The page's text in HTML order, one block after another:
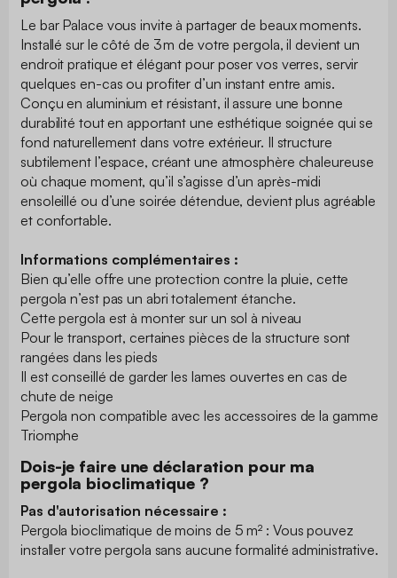
Le bar Palace vous invite à partager de beaux moments.
Installé sur le côté de 3 m de votre pergola, il devient un
endroit pratique et élégant pour poser vos verres, servir
quelques en-cas ou profiter d’un instant entre amis.
Conçu en aluminium et résistant, il assure une bonne
durabilité tout en apportant une esthétique soignée qui se
fond naturellement dans votre extérieur. Il structure
subtilement l’espace, créant une atmosphère chaleureuse
où chaque moment, qu’il s’agisse d’un après-midi
ensoleillé ou d’une soirée détendue, devient plus agréable
et confortable.
Informations complémentaires :
Bien qu’elle offre une protection contre la pluie, cette
pergola n’est pas un abri totalement étanche.
Cette pergola est à monter sur un sol à niveau
Pour le transport, certaines pièces de la structure sont
rangées dans les pieds
Il est conseillé de garder les lames ouvertes en cas de
chute de neige
Pergola non compatible avec les accessoires de la gamme
Triomphe
Dois-je faire une déclaration pour ma
pergola bioclimatique ?
Pas d'autorisation nécessaire :
Pergola bioclimatique de moins de 5 m² : Vous pouvez
installer votre pergola sans aucune formalité administrative.